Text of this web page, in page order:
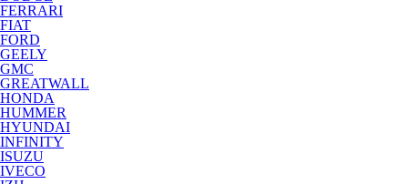
FERRARI
FIAT
FORD
GEELY
GMC
GREATWALL
HONDA
HUMMER
HYUNDAI
INFINITY
ISUZU
IVECO